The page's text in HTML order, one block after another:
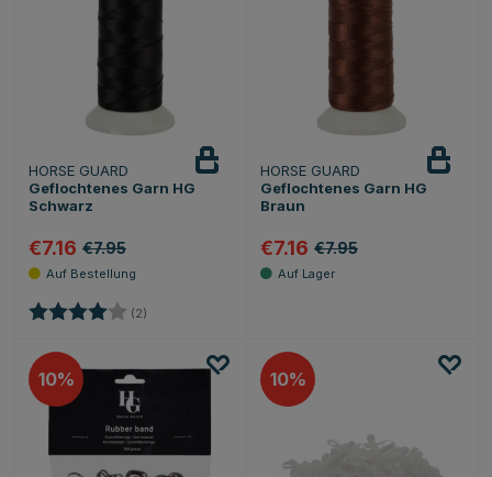
HORSE GUARD
Geflochtenes Garn HG
Schwarz
€7.16 €7.95
Bewertung: (2)
HORSE GUARD
Geflochtenes Garn HG
Braun
€7.16 €7.95
10 10